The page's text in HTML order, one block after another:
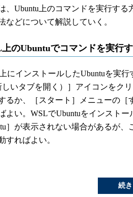
、Ubuntu上のコマンドを実行する
などについて解説していく。
のUbuntuでコマンドを実行
にインストールしたUbuntuを実行
しいタブを開く）］アイコンをク
るか、［スタート］メニューの［
よい。WSLでUbuntuをインスト
］が表示されない場合があるが
すればよい。
続